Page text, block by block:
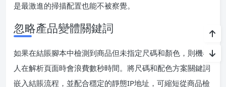
是最激進的掃描配置也能不被察覺。
忽略產品變體關鍵詞
如果在結賬腳本中檢測到商品但未指定尺碼和顏色，則機器
人在解析頁面時會浪費數秒時間。將尺碼和配色方案關鍵詞
嵌入結賬流程，並配合穩定的靜態IP地址，可縮短從商品檢